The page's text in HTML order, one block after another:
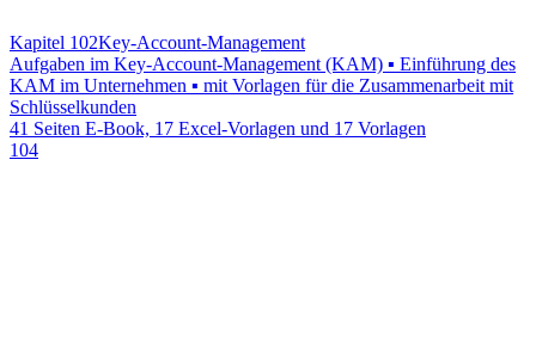
Kapitel 102Key-Account-Management
Aufgaben im Key-Account-Management (KAM) ▪ Einführung des
KAM im Unternehmen ▪ mit Vorlagen für die Zusammenarbeit mit
Schlüsselkunden
41 Seiten E-Book, 17 Excel-Vorlagen und 17 Vorlagen
104